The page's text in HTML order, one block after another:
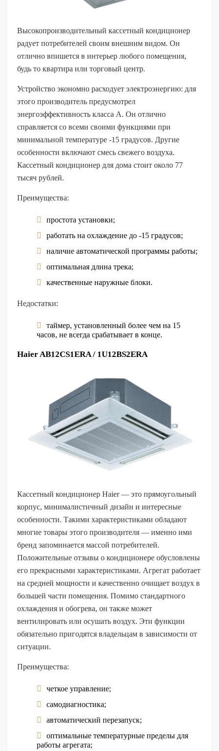
Высокопроизводительный кассетный кондиционер
радует потребителей своим внешним видом. Он
отлично впишется в интерьер любого помещения,
будь то квартира или торговый центр.
Устройство экономно расходует электроэнергию: для
этого производитель предусмотрел
энергоэффективность класса А. Он отлично
справляется со всеми своими функциями при
минимальной температуре -15 градусов. Другие
особенности включают смесь свежего воздуха.
Кассетный кондиционер для дома стоит около 77
тысяч рублей.
Преимущества:
простота установки;
работать на охлаждение до -15 градусов;
наличие автоматической программы работы;
оптимальная длина трека;
качественные наружные блоки.
Недостатки:
таймер, установленный более чем на 15
часов, не всегда срабатывает в конце.
Haier AB12CS1ERA / 1U12BS2ERA
Кассетный кондиционер Haier — это прямоугольный
корпус, минималистичный дизайн и интересные
особенности. Такими характеристиками обладают
многие товары этого производителя — именно ими
бренд запоминается массой потребителей.
Положительные отзывы о кондиционере обусловлены
его прекрасными характеристиками. Агрегат работает
на средней мощности и качественно очищает воздух в
большей части помещения. Помимо стандартного
охлаждения и обогрева, он также может
вентилировать или осушать воздух. Эти функции
обязательно пригодятся владельцам в зависимости от
ситуации.
Преимущества:
четкое управление;
самодиагностика;
автоматический перезапуск;
оптимальные температурные пределы для
работы агрегата;